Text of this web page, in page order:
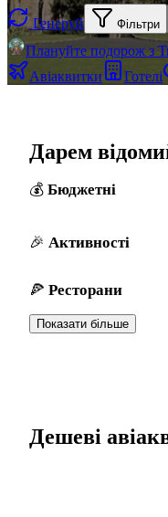
Генеруй Фільтри
Плануйте подорож з
Авіаквитки
Готелі
Дарем
Бюджетні
Активності
Ресторани
Показати більше
Дешеві